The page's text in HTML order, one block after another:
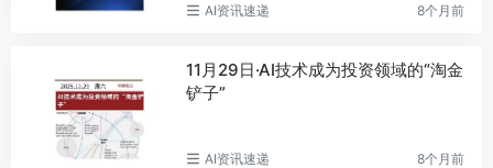
AI资讯速递 8个月前
11月29日·AI技术成为投资领域的“淘金
铲子”
AI资讯速递 8个月前